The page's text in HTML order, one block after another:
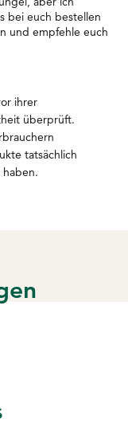
bei euch bestellen
und empfehle euch
ihrer
überprüft.
tatsächlich